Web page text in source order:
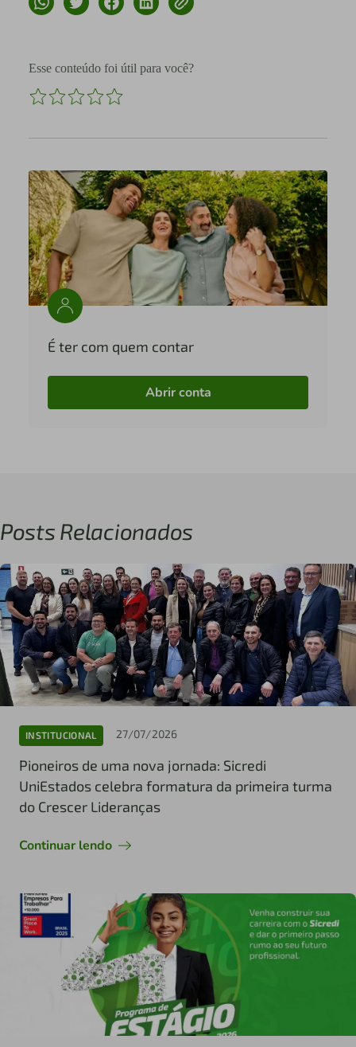
Esse conteúdo foi útil para você?
É ter com quem contar
Abrir conta
Posts Relacionados
INSTITUCIONAL 27/07/2026
Pioneiros de uma nova jornada: Sicredi
UniEstados celebra formatura da primeira turma
do Crescer Lideranças
Continuar lendo